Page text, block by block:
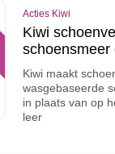
Acties Kiwi
Kiwi
schoensmeer
Kiwi maakt
wasgebaseerde
in plaats van op
leer